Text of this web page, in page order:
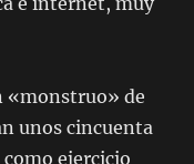
«monstruo» de
unos cincuenta
como ejercicio